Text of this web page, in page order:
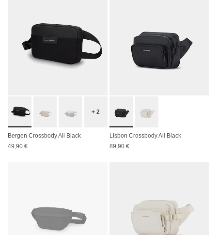
+ 2
Bergen Crossbody All Black
49,90 €
Lisbon Crossbody All Black
89,90 €